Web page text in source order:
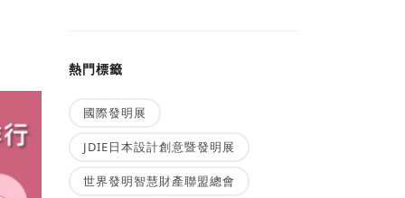
熱門標籤
國際發明展
JDIE日本設計創意暨發明展
世界發明智慧財產聯盟總會